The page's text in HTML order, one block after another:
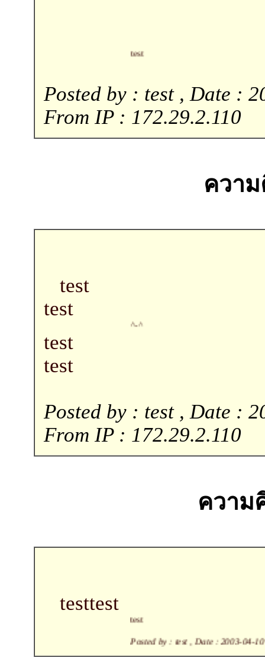
Posted by : test , Date :
From IP : 172.29.2.110
ควา
test
test
test
test
Posted by : test , Date :
From IP : 172.29.2.110
ความ
testtest
Posted by : test , Date : 2003-04-10 , Time :